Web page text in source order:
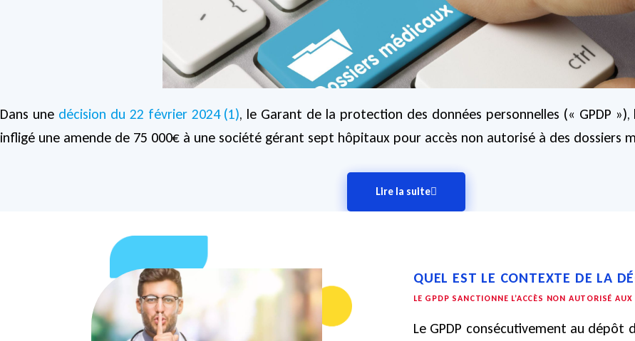
Dans une décision du 22 février 2024 (1), le Garant de la protection des données personnelles (« GPDP
infligé une amende de 75 000€ à une société gérant sept hôpitaux pour accès non autorisé à des dossiers
Lire la suite
QUEL EST LE CONTEXTE DE LA
LE GPDP SANCTIONNE L’ACCÈS NON AUTORISÉ
Le GPDP consécutivement au dépôt